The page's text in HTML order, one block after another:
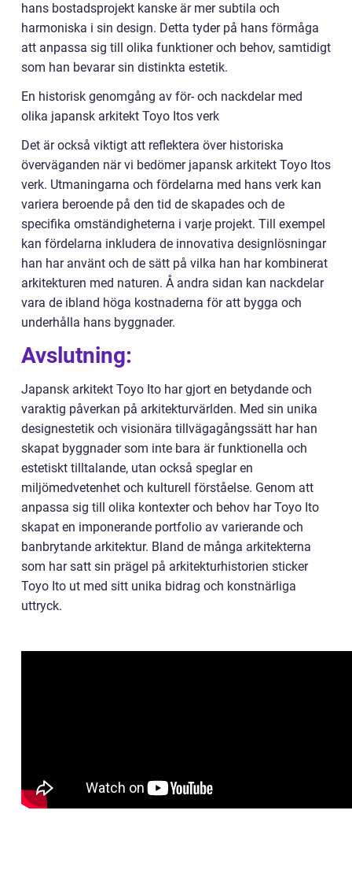
hans bostadsprojekt kanske är mer subtila och
harmoniska i sin design. Detta tyder på hans förmåga
att anpassa sig till olika funktioner och behov, samtidigt
som han bevarar sin distinkta estetik.
En historisk genomgång av för- och nackdelar med
olika japansk arkitekt Toyo Itos verk
Det är också viktigt att reflektera över historiska
överväganden när vi bedömer japansk arkitekt Toyo Itos
verk. Utmaningarna och fördelarna med hans verk kan
variera beroende på den tid de skapades och de
specifika omständigheterna i varje projekt. Till exempel
kan fördelarna inkludera de innovativa designlösningar
han har använt och de sätt på vilka han har kombinerat
arkitekturen med naturen. Å andra sidan kan nackdelar
vara de ibland höga kostnaderna för att bygga och
underhålla hans byggnader.
Avslutning:
Japansk arkitekt Toyo Ito har gjort en betydande och
varaktig påverkan på arkitekturvärlden. Med sin unika
designestetik och visionära tillvägagångssätt har han
skapat byggnader som inte bara är funktionella och
estetiskt tilltalande, utan också speglar en
miljömedvetenhet och kulturell förståelse. Genom att
anpassa sig till olika kontexter och behov har Toyo Ito
skapat en imponerande portfolio av varierande och
banbrytande arkitektur. Bland de många arkitekterna
som har satt sin prägel på arkitekturhistorien sticker
Toyo Ito ut med sitt unika bidrag och konstnärliga
uttryck.